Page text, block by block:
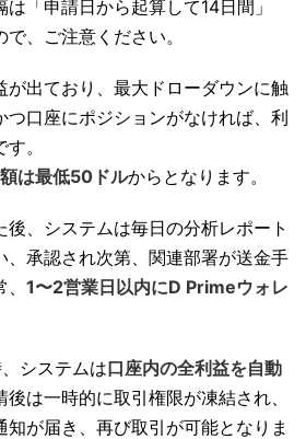
「申請日から起算して14日間」
、ご注意ください。
が出ており、最大ドローダウンに触
つ口座にポジションがなければ、利
。
は最低50ドルからとなります。
後、システムは毎日の分析レポート
、承認され次第、関連部署が送金手
1〜2営業日以内にD Primeウォレ
システムは口座内の全利益を自動
後は一時的に取引権限が凍結され、
が届き、再び取引が可能となりま